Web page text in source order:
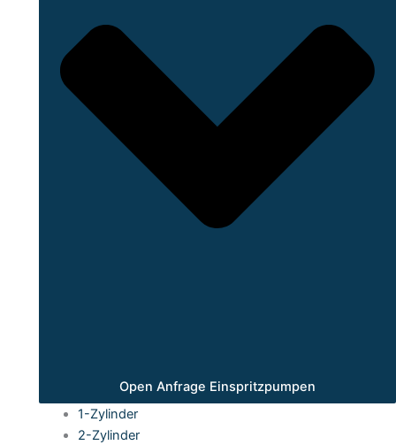
Open Anfrage Einspritzpumpen
1-Zylinder
2-Zylinder